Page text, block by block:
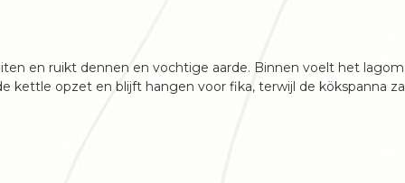
en ruikt dennen en vochtige aarde. Binnen voelt het
kettle opzet en blijft hangen voor fika, terwijl de kökspanna